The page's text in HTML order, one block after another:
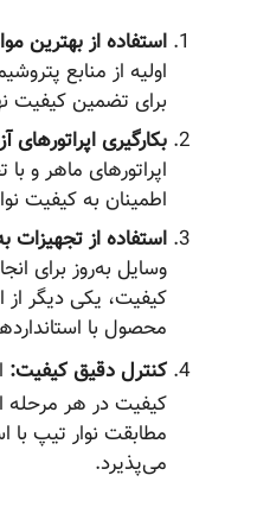
استفاده از بهترین مواد
اولیه از منابع
برای تضمین کیفیت
بکارگیری اپراتورهای
اپراتورهای ماهر و با
اطمینان به کیفیت
استفاده از تجهیزات
وسایل به‌روز برای
کیفیت، یکی دیگر از
محصول با
کنترل دقیق کیفیت:
کیفیت در هر مرحله از
مطابقت نوار تیپ با
می‌پذیرد.